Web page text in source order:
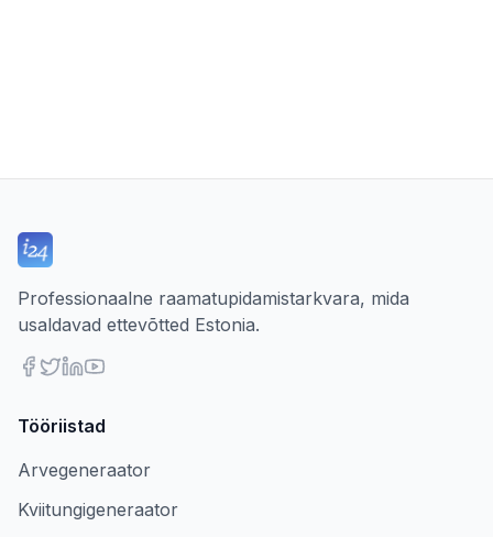
Professionaalne raamatupidamistarkvara, mida
usaldavad ettevõtted Estonia.
Tööriistad
Arvegeneraator
Kviitungigeneraator